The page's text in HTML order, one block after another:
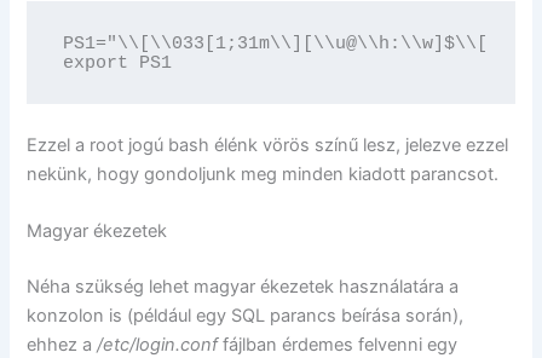
export PS1
Ezzel a root jogú bash élénk vörös színű lesz, jelezve ezzel
nekünk, hogy gondoljunk meg minden kiadott parancsot.
Magyar ékezetek
Néha szükség lehet magyar ékezetek használatára a
konzolon is (például egy SQL parancs beírása során),
ehhez a/etc/login.conffájlban érdemes felvenni egy